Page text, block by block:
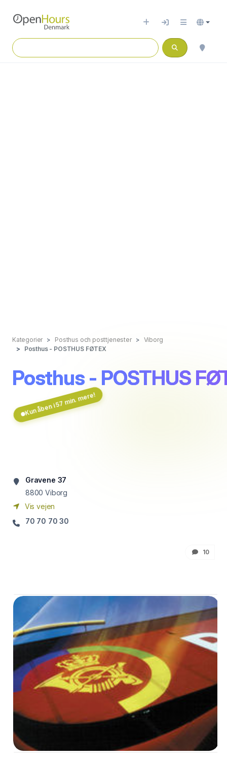
Kategorier Posthus och posttjenester
Viborg
Posthus - POSTHUS FØTEX
Posthus - POSTHUS
Kun åben i 57 min. mere!
Gravene 37
8800 Viborg
Vis vejen
70 70 70 30
10